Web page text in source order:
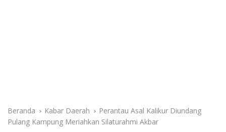
Beranda Kabar Daerah
Perantau Asal Kalikur Diundang
Pulang Kampung Meriahkan Silaturahmi Akbar